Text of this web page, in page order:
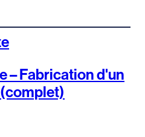
– Fabrication d'un